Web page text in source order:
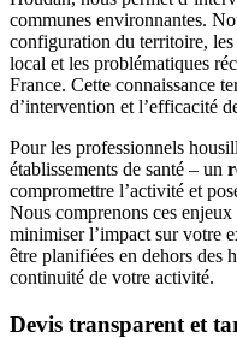
communes environnantes.
configuration du territoire, les
local et les problématiques
France. Cette connaissance
d’intervention et l’efficacité
Pour les professionnels
établissements de santé – un
compromettre l’activité et
Nous comprenons ces
minimiser l’impact sur votre
être planifiées en dehors des
continuité de votre activité.
Devis transparent et